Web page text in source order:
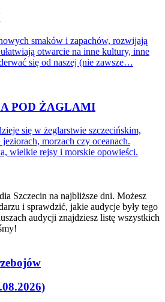
smaków i zapachów, rozwijają
otwarcie na inne kultury, inne
się od naszej (nie zawsze…
POD ŻAGLAMI
się w żeglarstwie szczecińskim,
morzach czy oceanach.
wielkie rejsy i morskie opowieści.
Szczecin na najbliższe dni. Możesz
i sprawdzić, jakie audycje były tego
audycji znajdziesz listę wszystkich